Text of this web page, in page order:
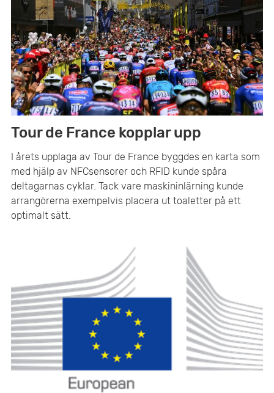
Tour de France kopplar upp
I årets upplaga av Tour de France byggdes en karta som
med hjälp av NFCsensorer och RFID kunde spåra
deltagarnas cyklar. Tack vare maskininlärning kunde
arrangörerna exempelvis placera ut toaletter på ett
optimalt sätt.